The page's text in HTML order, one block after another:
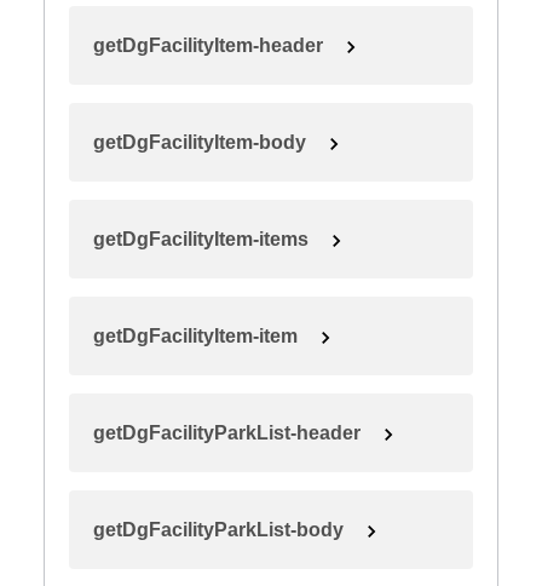
getDgFacilityItem-header
getDgFacilityItem-body
getDgFacilityItem-items
getDgFacilityItem-item
getDgFacilityParkList-header
getDgFacilityParkList-body